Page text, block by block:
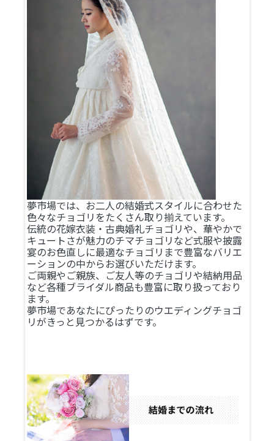
夢市場では、お二人の結婚式スタイルに合わせた
色々なチョゴリをたくさん取り揃えています。
伝統の花嫁衣装・古典婚礼チョゴリや、華やかで
キュートさが魅力のチマチョゴリなど式服や披露
宴のお色直しに最適なチョゴリまで豊富なバリエ
ーションの中からお選びいただけます。
ご両親やご親族、ご友人等のチョゴリや結納用品
など各種ブライダル商品も豊富に取り扱っており
ます。
夢市場であなたにぴったりのウエディングチョゴ
リがきっと見つかるはずです。